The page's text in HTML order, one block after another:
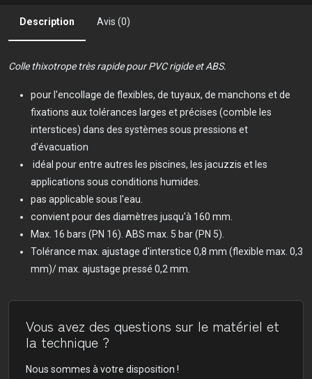
Description Avis (0)
Colle thixotrope très rapide pour PVC rigide et ABS.
pour l'encollage de flexibles, de tuyaux, de manchons et de
fixations aux tolérances larges et précises (comble les
interstices) dans des systèmes sous pressions et
d'évacuation
idéal pour entre autres les piscines, les jacuzzis et les
applications sous conditions humides.
pas applicable sous l'eau.
convient pour des diamètres jusqu'à 160 mm.
Max. 16 bars (PN 16). ABS max. 5 bar (PN 5).
Tolérance max. ajustage d'interstice 0,8 mm (flexible max. 0,3
mm)/ max. ajustage pressé 0,2 mm.
Vous avez des questions sur le matériel et
la technique ?
Nous sommes à votre disposition !